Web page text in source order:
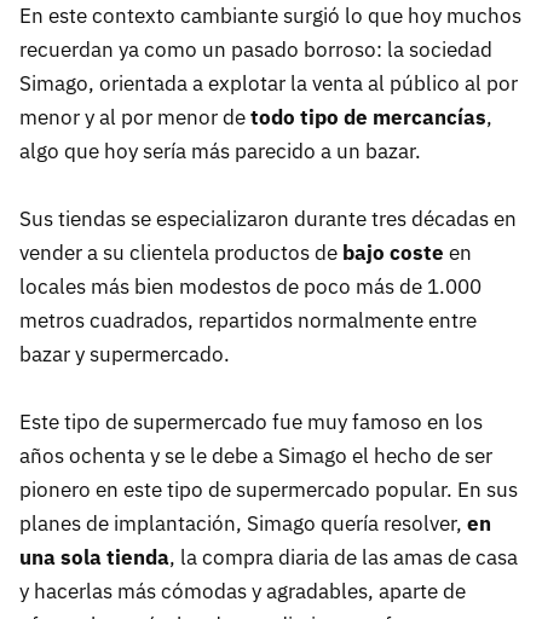
En este contexto cambiante surgió lo que hoy muchos
recuerdan ya como un pasado borroso: la sociedad
Simago, orientada a explotar la venta al público al por
menor y al por menor detodo tipo de mercancías,
algo que hoy sería más parecido a un bazar.
Sus tiendas se especializaron durante tres décadas en
vender a su clientela productos de bajo coste en
locales más bien modestos de poco más de 1.000
metros cuadrados, repartidos normalmente entre
bazar y supermercado.
Este tipo de supermercado fue muy famoso en los
años ochenta y se le debe a Simago el hecho de ser
pionero en este tipo de supermercado popular. En sus
planes de implantación, Simago quería resolver, en
una sola tienda, la compra diaria de las amas de casa
y hacerlas más cómodas y agradables, aparte de